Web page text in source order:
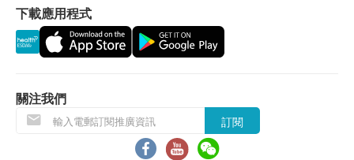
用説明
親臨22PLUS採集樣本（抽血）預約流程
事會於1-2 個工作天内致電安排預約事宜
優健基因資訊科技客戶服務同事會詳細向客人說明
注意事項及採集樣本服務需知， 以保障客人確保
下載應用程式
關注我們
訂閱